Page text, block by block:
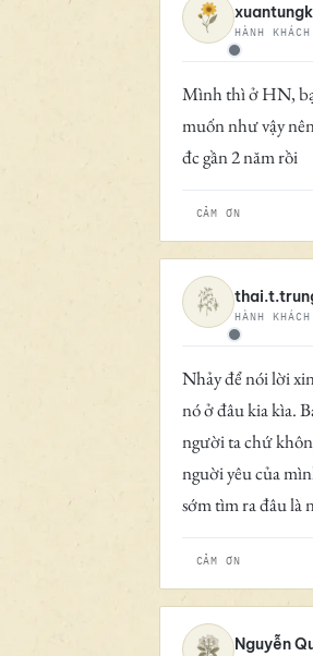
Ngoại tuyến
HÀNH KHÁCH
Mình thì ở HN,
muốn như vậy
đc gần 2 năm rồi
CẢM ƠN
Ngoại tuyến
HÀNH KHÁCH
Nhảy để nói lời
nó ở đâu kia kìa.
người ta chứ
nguời yêu của
sớm tìm ra đâu là
CẢM ƠN
Nguyễn